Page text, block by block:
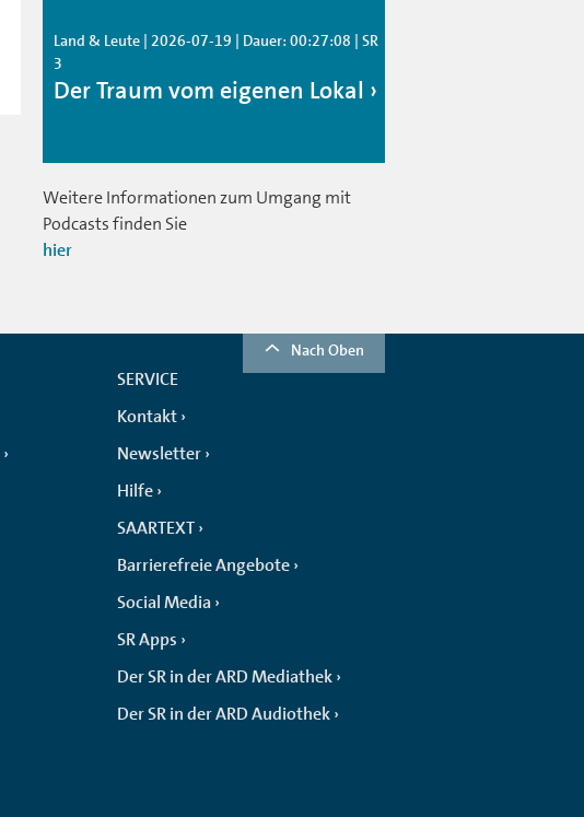
Land & Leute | 2026-07-19 | Dauer: 00:27:08 | SR
3
Der Traum vom eigenen Lokal
Weitere Informationen zum Umgang mit
Podcasts finden Sie
hier
Nach Oben
SERVICE
Kontakt
Newsletter
Hilfe
SAARTEXT
Barrierefreie Angebote
Social Media
SR Apps
Der SR in der ARD Mediathek
Der SR in der ARD Audiothek